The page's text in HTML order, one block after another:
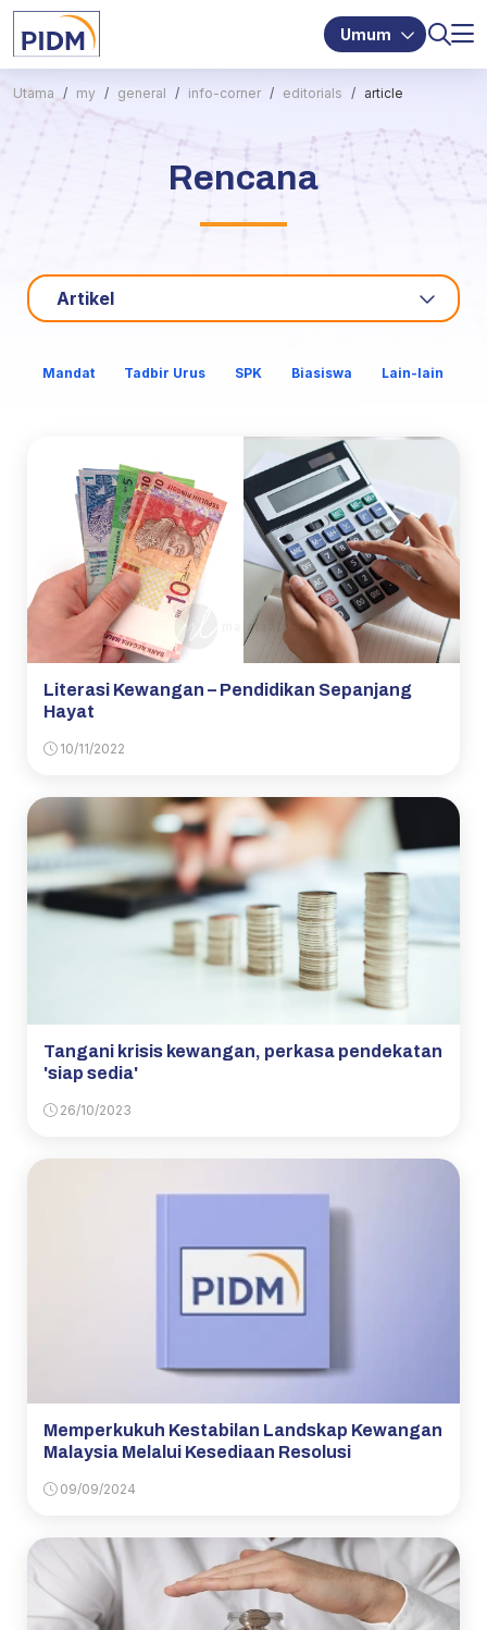
Umum
Utama my general info-corner editorials article
Rencana
Artikel
Mandat Tadbir Urus SPK Biasiswa Lain-lain
Literasi Kewangan – Pendidikan Sepanjang
Hayat
10/11/2022
Tangani krisis kewangan, perkasa pendekatan
'siap sedia'
26/10/2023
Memperkukuh Kestabilan Landskap Kewangan
Malaysia Melalui Kesediaan Resolusi
09/09/2024